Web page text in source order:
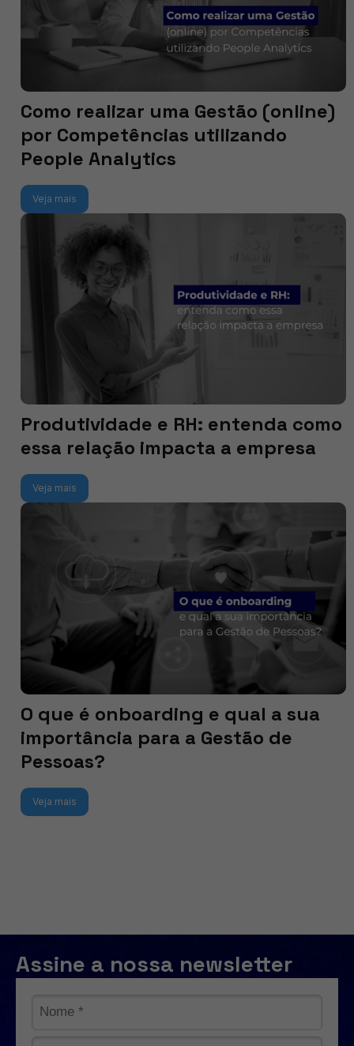
Como realizar uma Gestão (online)
por Competências utilizando
People Analytics
Veja mais
Produtividade e RH: entenda como
essa relação impacta a empresa
Veja mais
O que é onboarding e qual a sua
importância para a Gestão de
Pessoas?
Veja mais
Assine a nossa newsletter